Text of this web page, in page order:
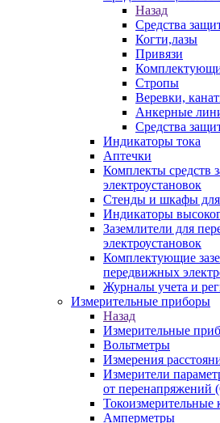
Назад
Средства
Когти,лазы
Привязи
Стропы
Веревки,
Анкерные
Средства
Индикаторы тока
Аптечки
Комплекты средств
электроустановок
Стенды и шкафы
Индикаторы
Заземлители для
электроустановок
Комплектующие
передвижных
Журналы учета и
Измерительные приборы
Назад
Измерительные
Вольтметры
Измерения
Измерители
от
Токоизмерительные
Амперметры